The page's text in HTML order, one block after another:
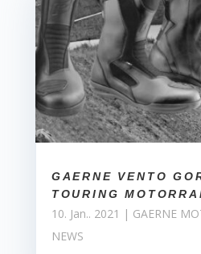
GAERNE VENTO
TOURING
10. Jan.. 2021 | GAERNE
NEWS